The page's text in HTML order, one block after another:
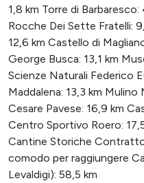
1,8 km Torre di
Rocche Dei Sette Fratelli:
12,6 km Castello di
George Busca: 13,1 km
Scienze Naturali Federico
Maddalena: 13,3 km Mulino
Cesare Pavese: 16,9 km
Centro Sportivo Roero:
Cantine Storiche
comodo per raggiungere
Levaldigi): 58,5 km